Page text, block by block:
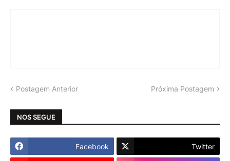
Postagem Anterior Próxima Postagem
NOS SEGUE
Facebook Twitter